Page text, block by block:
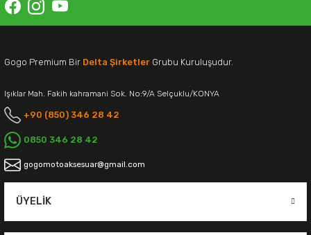
Gogo Premium Bir Delta Şirketler Grubu Kuruluşudur.
Işıklar Mah. Fakih kahramani Sok. No:9/A Selçuklu/KONYA
+90 (850) 346 28 42
0850 346 28 42
gogomotoaksesuar@gmail.com
ÜYELIK